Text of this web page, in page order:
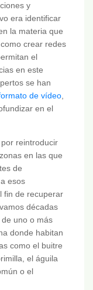
y
era identificar
la materia que
crear redes
el
en este
se han
de vídeo
en el
reintroducir
en las que
de
esos
fin de recuperar
décadas
uno o más
donde habitan
como el buitre
el águila
o el